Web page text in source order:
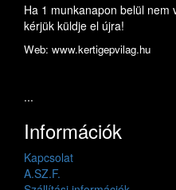
Ha 1 munkanapon belül nem
kérjük küldje el újra!
Web: www.kertigepvilag.hu
...
Információk
Kapcsolat
A.SZ.F.